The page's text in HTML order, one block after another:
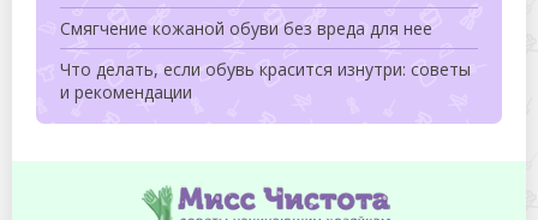
Смягчение кожаной обуви без вреда для нее
Что делать, если обувь красится изнутри: советы
и рекомендации